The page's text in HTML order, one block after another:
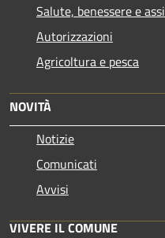
Salute, benessere e
Autorizzazioni
Agricoltura e pesca
NOVITÀ
Notizie
Comunicati
Avvisi
VIVERE IL COMUNE